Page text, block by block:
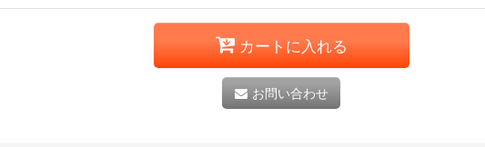
カートに入れる
お問い合わせ